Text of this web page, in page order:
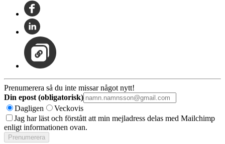
Prenumerera så du inte missar något nytt!
Din epost (obligatorisk)
Dagligen
Veckovis
Jag har läst och förstått att min mejladress delas med Mailchimp
enligt informationen ovan.